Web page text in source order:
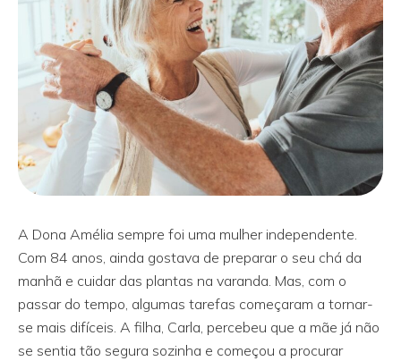
A Dona Amélia sempre foi uma mulher independente.
Com 84 anos, ainda gostava de preparar o seu chá da
manhã e cuidar das plantas na varanda. Mas, com o
passar do tempo, algumas tarefas começaram a tornar-
se mais difíceis. A filha, Carla, percebeu que a mãe já não
se sentia tão segura sozinha e começou a procurar